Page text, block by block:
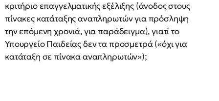
κριτήριο επαγγελματικής εξέλιξης (άνοδος στους
πίνακες κατάταξης αναπληρωτών για πρόσληψη
την επόμενη χρονιά, για παράδειγμα), γιατί το
Υπουργείο Παιδείας δεν τα προσμετρά («όχι για
κατάταξη σε πίνακα αναπληρωτών»);